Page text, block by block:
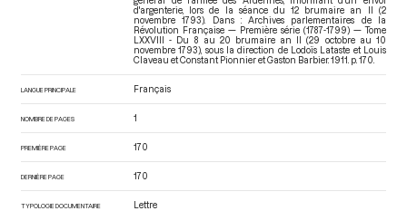
d'argenterie, lors de la séance du 12 brumaire an II (2
novembre 1793). Dans : Archives parlementaires de la
Révolution Française — Première série (1787-1799) — Tome
LXXVIII - Du 8 au 20 brumaire an II (29 octobre au 10
novembre 1793) , sous la direction de Lodoïs Lataste et Louis
Claveau et Constant Pionnier et Gaston Barbier. 1911. p. 170.
LANGUE PRINCIPALE Français
NOMBRE DE PAGES 1
PREMIÈRE PAGE 170
DERNIÈRE PAGE 170
TYPOLOGIE DOCUMENTAIRE Lettre